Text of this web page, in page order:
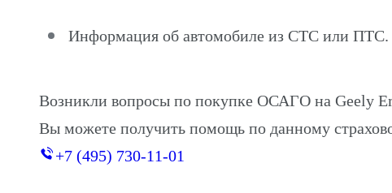
Информация об автомобиле из СТС или ПТС.
Возникли вопросы по покупке ОСАГО на Geely
Вы можете получить помощь по данному
+7 (495) 730-11-01